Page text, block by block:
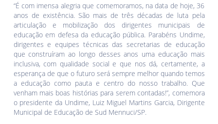
“É com imensa alegria que comemoramos, na data de hoje, 36
anos de existência. São mais de três décadas de luta pela
articulação e mobilização dos dirigentes municipais de
educação em defesa da educação pública. Parabéns Undime,
dirigentes e equipes técnicas das secretarias de educação
que construíram ao longo desses anos uma educação mais
inclusiva, com qualidade social e que nos dá, certamente, a
esperança de que o futuro será sempre melhor quando temos
a educação como pauta e centro do nosso trabalho. Que
venham mais boas histórias para serem contadas!”, comemora
o presidente da Undime, Luiz Miguel Martins Garcia, Dirigente
Municipal de Educação de Sud Mennuci/SP.